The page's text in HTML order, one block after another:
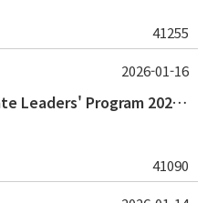
41255
(~1/22) APRU Undergraduate Leaders' Program 2026 프로그램 참가자 모집
41090
2026-01-16